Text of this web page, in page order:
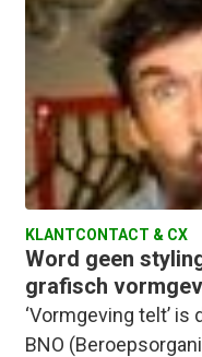
KLANTCONTACT & CX
Word geen
grafisch
‘Vormgeving telt’
BNO